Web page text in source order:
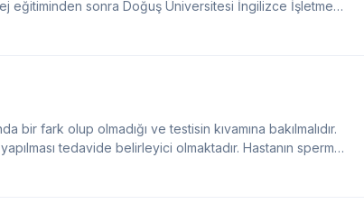
eğitiminden sonra Doğuş Üniversitesi İngilizce İşletme
bir fark olup olmadığı ve testisin kıvamına bakılmalıdır.
belirleyici olmaktadır. Hastanın sperm